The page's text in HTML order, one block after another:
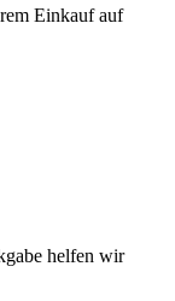
Einkauf auf
helfen wir